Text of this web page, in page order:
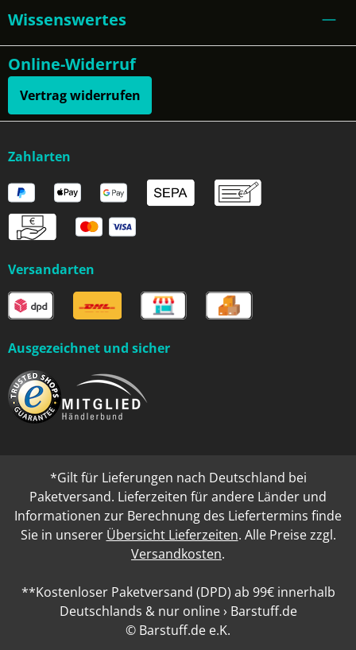
Wissenswertes
Online-Widerruf
Vertrag widerrufen
Zahlarten
Versandarten
Ausgezeichnet und sicher
*Gilt für Lieferungen nach Deutschland bei
Paketversand. Lieferzeiten für andere Länder und
Informationen zur Berechnung des Liefertermins finde
Sie in unserer Übersicht Lieferzeiten. Alle Preise zzgl.
Versandkosten.
**Kostenloser Paketversand (DPD) ab 99€ innerhalb
Deutschlands & nur online › Barstuff.de
© Barstuff.de e.K.